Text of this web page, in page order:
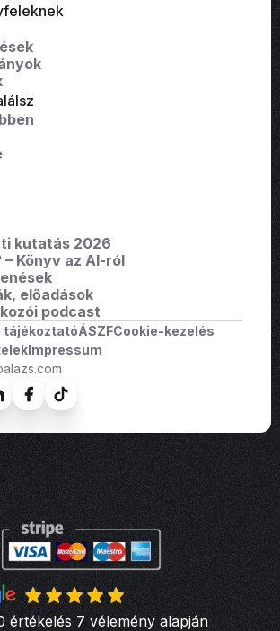
kutatás 2026
Könyv az AI-ról
előadások
podcast
tájékoztatóÁSZFCookie-kezelés
Impressum
értékelés 7 vélemény alapján